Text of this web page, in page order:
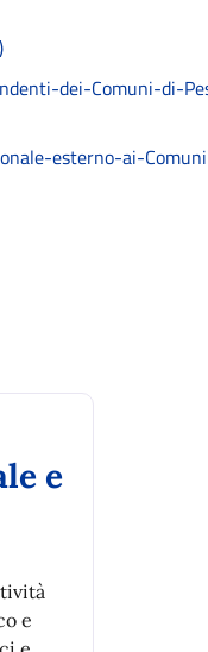
dei-Comuni-di-
esterno-ai-
e
e